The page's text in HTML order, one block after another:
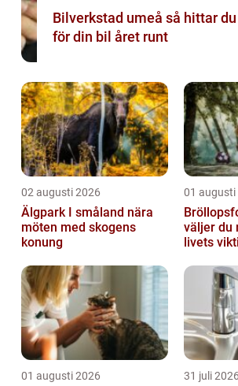
Bilverkstad umeå så hittar du rätt hjälp
för din bil året runt
02 augusti 2026
Älgpark I småland nära
möten med skogens
konung
01 augusti
väljer du
livets
01 augusti 2026 31 juli 2026